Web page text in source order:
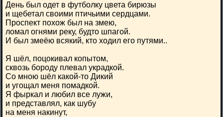
День был одет в футболку цвета бирюзы
и щебетал своими птичьими сердцами.
Проспект похож был на змею,
ломал огнями реку, будто шпагой.
И был змеёю всякий, кто ходил его путями..
Я шёл, поцокивал копытом,
сквозь бороду плевал украдкой.
Со мною шёл какой-то Дикий
и угощал меня помадкой.
Я фыркал и любил все лужи,
и представлял, как шубу
на меня накинут,